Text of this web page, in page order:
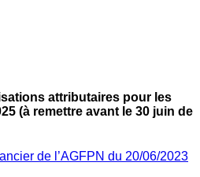
attributaires pour les
(à remettre avant le 30 juin de
de l’AGFPN du 20/06/2023